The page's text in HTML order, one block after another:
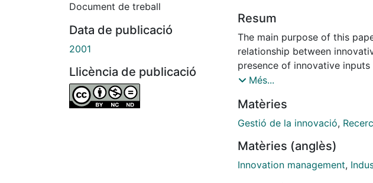
Document de treball
Data de publicació
2001
Llicència de publicació
Resum
The main purpose of this
relationship between
presence of innovative
Spain. Within the framework
research on corporate
technology sectors are
the results do not provide
electronics industry, to
Més...
Matèries
Gestió de la innovació,
Matèries (anglès)
Innovation management,